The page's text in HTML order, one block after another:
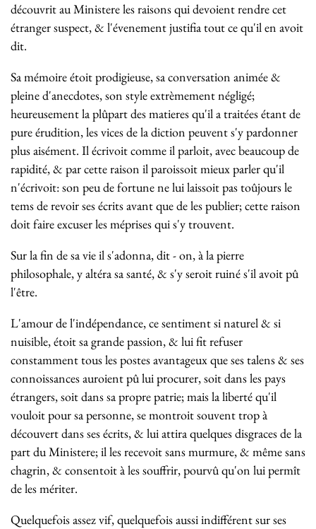
découvrit au Ministere les raisons qui devoient rendre cet
étranger suspect, & l'évenement justifia tout ce qu'il en avoit
dit.
Sa mémoire étoit prodigieuse, sa conversation animée &
pleine d'anecdotes, son style extrèmement négligé;
heureusement la plûpart des matieres qu'il a traitées étant de
pure érudition, les vices de la diction peuvent s'y pardonner
plus aisément. Il écrivoit comme il parloit, avec beaucoup de
rapidité, & par cette raison il paroissoit mieux parler qu'il
n'écrivoit: son peu de fortune ne lui laissoit pas toûjours le
tems de revoir ses écrits avant que de les publier; cette raison
doit faire excuser les méprises qui s'y trouvent.
Sur la fin de sa vie il s'adonna, dit - on, à la pierre
philosophale, y altéra sa santé, & s'y seroit ruiné s'il avoit pû
l'être.
L'amour de l'indépendance, ce sentiment si naturel & si
nuisible, étoit sa grande passion, & lui fit refuser
constamment tous les postes avantageux que ses talens & ses
connoissances auroient pû lui procurer, soit dans les pays
étrangers, soit dans sa propre patrie; mais la liberté qu'il
vouloit pour sa personne, se montroit souvent trop à
découvert dans ses écrits, & lui attira quelques disgraces de la
part du Ministere; il les recevoit sans murmure, & même sans
chagrin, & consentoit à les souffrir, pourvû qu'on lui permît
de les mériter.
Quelquefois assez vif, quelquefois aussi indifférent sur ses